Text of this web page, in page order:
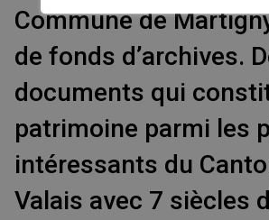
Commune de
de fonds d’archives.
documents qui
patrimoine parmi les
intéressants du
Valais avec 7 siècles